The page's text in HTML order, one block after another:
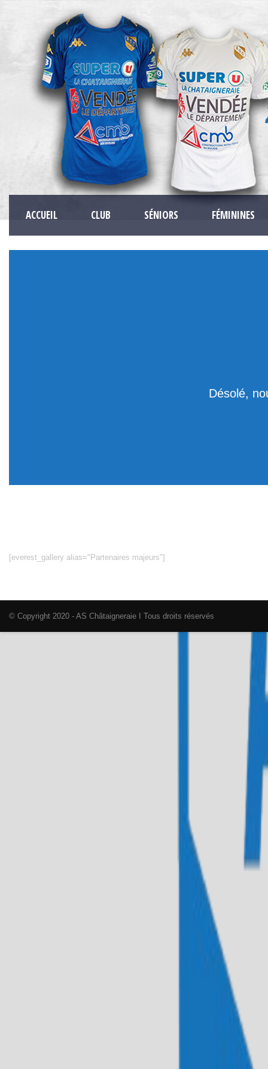
ACCUEIL CLUB SÉNIORS FÉMININES
Désolé,
[everest_gallery alias="Partenaires majeurs"]
© Copyright 2020 - AS Châtaigneraie I Tous droits réservés